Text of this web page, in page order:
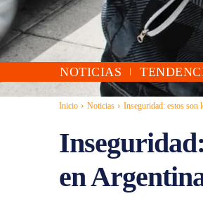
NOTICIAS
Inicio Noticias Inseguridad: estos son
en